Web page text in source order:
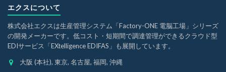
エクスについて
株式会社エクスは生産管理システム「Factory-ONE 電脳工場」シリーズ
の開発メーカーです。低コスト・短期間で調達管理ができるクラウド型
EDIサービス「EXtelligence EDIFAS」も展開しています。
大阪 (本社), 東京, 名古屋, 福岡, 沖縄